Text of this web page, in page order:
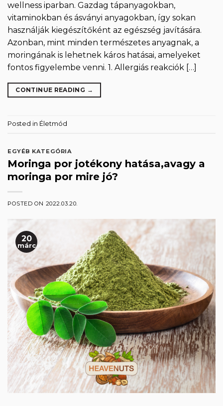
wellness iparban. Gazdag tápanyagokban,
vitaminokban és ásványi anyagokban, így sokan
használják kiegészítőként az egészség javítására.
Azonban, mint minden természetes anyagnak, a
moringának is lehetnek káros hatásai, amelyeket
fontos figyelembe venni. 1. Allergiás reakciók […]
CONTINUE READING →
Posted in Életmód
EGYÉB KATEGÓRIA
Moringa por jotékony hatása,avagy a
moringa por mire jó?
POSTED ON 2022.03.20.
20
márc